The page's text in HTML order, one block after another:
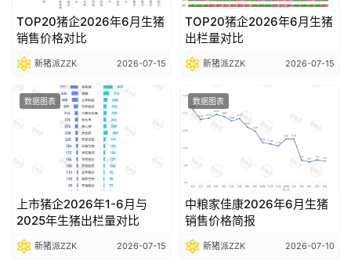
TOP20猪企2026年6月生猪
销售价格对比
新猪派ZZK 2026-07-15
TOP20猪企2026年6月生猪
出栏量对比
新猪派ZZK 2026-07-15
数据图表
上市猪企2026年1-6月与
2025年生猪出栏量对比
新猪派ZZK 2026-07-15
数据图表
中粮家佳康2026年6月生猪
销售价格简报
新猪派ZZK 2026-07-10